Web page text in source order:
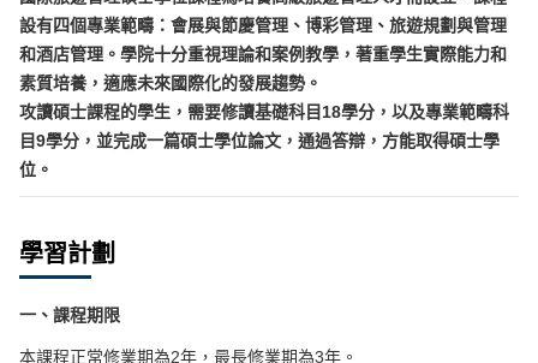
設有四個專業範疇：會展與節慶管理、博彩管理、旅遊規劃與管理
和酒店管理。學院十分重視理論和案例教學，著重學生實際能力和
素質培養，適應未來國際化的發展趨勢。
攻讀碩士課程的學生，需要修讀基礎科目18學分，以及專業範疇科
目9學分，並完成一篇碩士學位論文，通過答辯，方能取得碩士學
位。
學習計劃
一、課程期限
本課程正常修業期為2年，最長修業期為3年。